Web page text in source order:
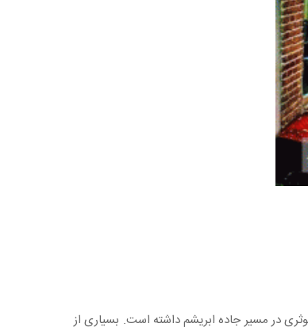
در مسیر جاده ابریشم داشته است. بسیاری از